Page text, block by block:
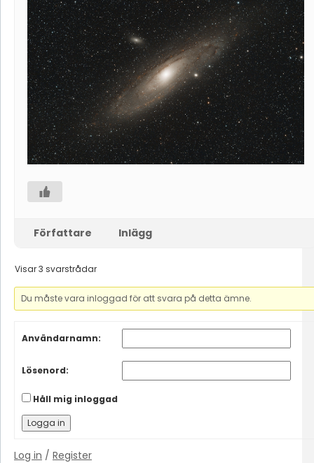
Författare Inlägg
Visar 3 svarstrådar
Du måste vara inloggad för att svara på detta ämne.
Användarnamn:
Lösenord:
Håll mig inloggad
Logga in
Log in / Register